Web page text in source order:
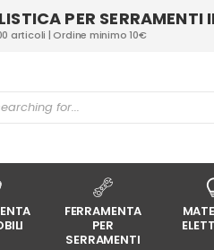
PER SERRAMENTI
articoli | Ordine minimo 10€
FERRAMENTA
PER
SERRAMENTI